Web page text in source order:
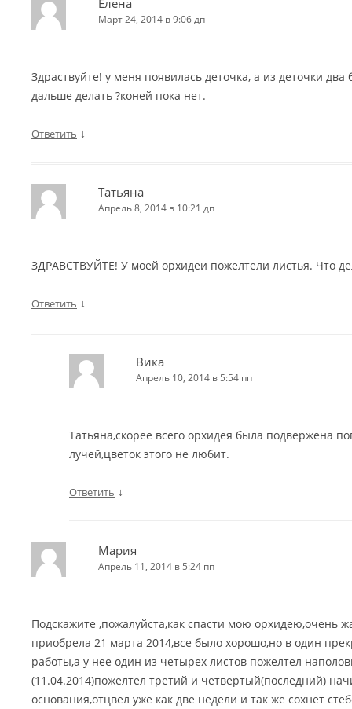
Март 24, 2014 в 9:06 дп
Здраствуйте! у меня появилась деточка, а из деточки два
дальше делать ?коней пока нет.
Ответить ↓
Татьяна
Апрель 8, 2014 в 10:21 дп
ЗДРАВСТВУЙТЕ! У моей орхидеи пожелтели листья. Что
Ответить ↓
Вика
Апрель 10, 2014 в 5:54 пп
Татьяна,скорее всего орхидея была подвержена
лучей,цветок этого не любит.
Ответить ↓
Мария
Апрель 11, 2014 в 5:24 пп
Подскажите ,пожалуйста,как спасти мою орхидею,очень
приобрела 21 марта 2014,все было хорошо,но в один
работы,а у нее один из четырех листов пожелтел
(11.04.2014)пожелтел третий и четвертый(последний)
основания,отцвел уже как две недели и так же сохнет